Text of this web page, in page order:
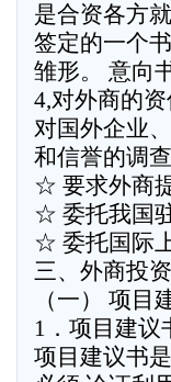
是合资各方
签定的一个
雏形。 意向
4,对外商的资
对国外企业
和信誉的调
☆ 要求外商
☆ 委托我国
☆ 委托国际
三、外商投
（一） 项目
1．项目建议
项目建议书